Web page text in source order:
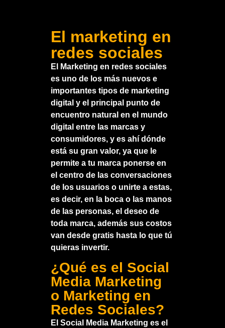
El marketing en
redes sociales
El Marketing en redes sociales
es uno de los más nuevos e
importantes tipos de marketing
digital y el principal punto de
encuentro natural en el mundo
digital entre las marcas y
consumidores, y es ahí dónde
está su gran valor, ya que le
permite a tu marca ponerse en
el centro de las conversaciones
de los usuarios o unirte a estas,
es decir, en la boca o las manos
de las personas, el deseo de
toda marca, además sus costos
van desde gratis hasta lo que tú
quieras invertir.
¿Qué es el Social
Media Marketing
o Marketing en
Redes Sociales?
El Social Media Marketing es el